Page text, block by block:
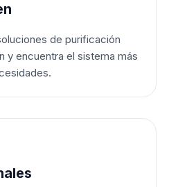
de purificación
y encuentra el sistema más